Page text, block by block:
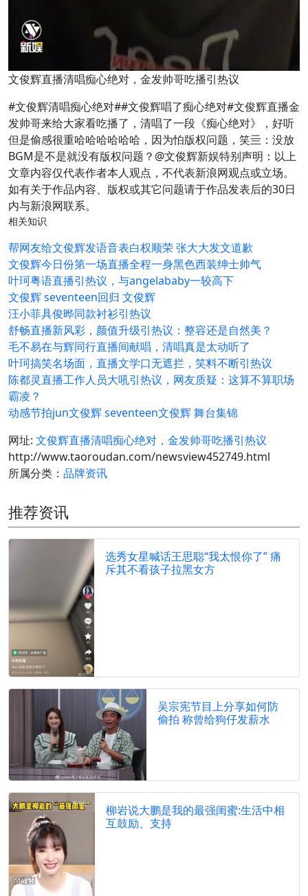
文俊辉直播清唱痴心绝对，金发帅哥吃播引热议
#文俊辉清唱痴心绝对##文俊辉唱了痴心绝对#文俊辉直播金
发帅哥来给大家看吃播了，清唱了一段《痴心绝对》，好听
但是偷感很重哈哈哈哈哈哈，因为怕版权问题，笑亖：没放
BGM是不是就没有版权问题？@文俊辉新娱特别声明：以上
文章内容仅代表作者本人观点，不代表新浪网观点或立场。
如有关于作品内容、版权或其它问题请于作品发表后的30日
内与新浪网联系。
相关知识
帮网友给文俊辉发语音表白权顺荣 张大大发文道歉
文俊辉今日份第一场直播全程一身黑色西装绅士帅气
叶珂粤语直播引热议，与angelababy一较高下
文俊辉 seventeen回归 文俊辉
汪小菲具俊晔同款衬衫引热议
舒畅直播新风彩，颜值升级引热议：整容还是自然美？
毛不易在与辉同行直播间献唱，清唱真是太动听了
叶珂搞笑名场面，直播文学口无遮拦，笑料不断引热议
陈都灵直播工作人员大吼引热议，网友质疑：这算不算职场
霸凌？
动感节拍jun文俊辉 seventeen文俊辉 舞台集锦
网址: 文俊辉直播清唱痴心绝对，金发帅哥吃播引热议
http://www.taoroudan.com/newsview452749.html
所属分类： 品牌资讯
推荐资讯
选秀女星喊话王思聪“我太恨你了” 痛
斥其不看孩子拉黑女方
吴宗宪节目上分享如何防
偷拍 称曾给狗仔发薪水
柳岩说大鹏是我的最强闺蜜:生活中相
互鼓励、支持